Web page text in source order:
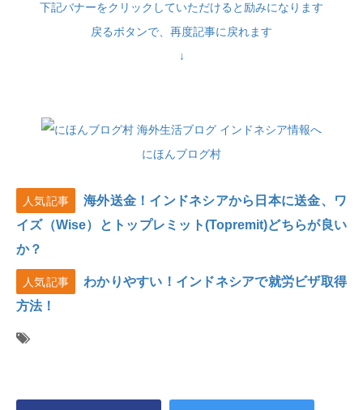
下記バナーをクリックしていただけると励みになります
戻るボタンで、再度記事に戻れます
↓
にほんブログ村
人気記事
海外送金！インドネシアから日本に送金、ワ
イズ（Wise）とトップレミット(Topremit)どちらが良い
か？
人気記事
わかりやすい！インドネシアで就労ビザ取得
方法！